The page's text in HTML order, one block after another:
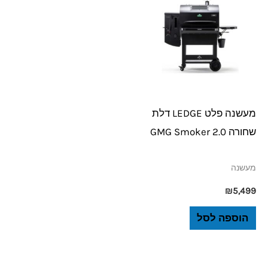
מעשנה פלט LEDGE דלת
שחורה 2.0 GMG Smoker
מעשנה
₪5,499
הוספה לסל